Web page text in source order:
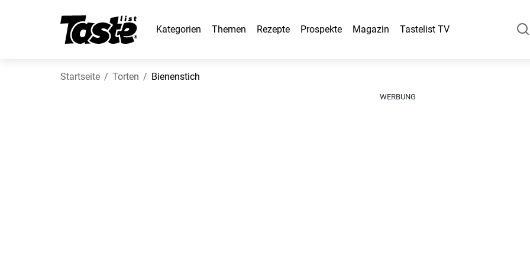
Kategorien Themen Rezepte Prospekte Magazin Tastelist TV
Startseite Torten Bienenstich
WERBUNG